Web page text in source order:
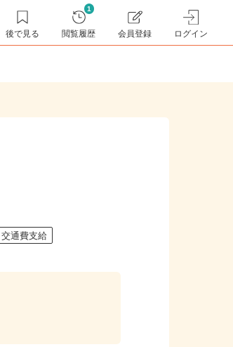
後で見る
1
閲覧履歴 会員登録 ログイン
交通費支給